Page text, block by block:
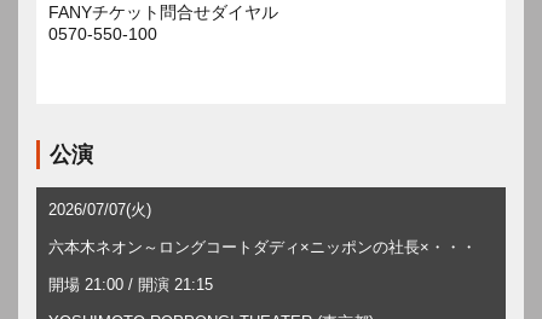
FANYチケット問合せダイヤル
0570-550-100
公演
2026/07/07(火)
六本木ネオン～ロングコートダディ×ニッポンの社長×・・・
開場 21:00 / 開演 21:15